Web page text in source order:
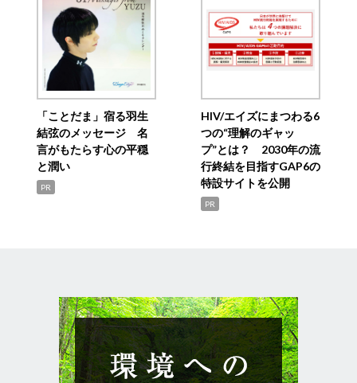
「ことだま」宿る羽生
結弦のメッセージ 名
言がもたらす心の平穏
と潤い
PR
HIV/エイズにまつわる6
つの“理解のギャッ
プ”とは？ 2030年の流
行終結を目指すGAP6の
特設サイトを公開
PR